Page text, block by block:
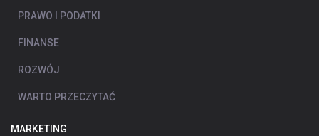
PRAWO I PODATKI
FINANSE
ROZWÓJ
WARTO PRZECZYTAĆ
MARKETING